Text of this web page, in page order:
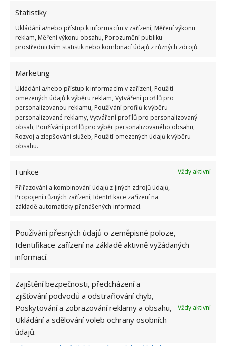
Statistiky
Ukládání a/nebo přístup k informacím v zařízení, Měření výkonu
reklam, Měření výkonu obsahu, Porozumění publiku
prostřednictvím statistik nebo kombinací údajů z různých zdrojů.
Marketing
Ukládání a/nebo přístup k informacím v zařízení, Použití
omezených údajů k výběru reklam, Vytváření profilů pro
personalizovanou reklamu, Používání profilů k výběru
personalizované reklamy, Vytváření profilů pro personalizovaný
obsah, Používání profilů pro výběr personalizovaného obsahu,
Rozvoj a zlepšování služeb, Použití omezených údajů k výběru
obsahu.
Funkce
Vždy aktivní
Přiřazování a kombinování údajů z jiných zdrojů údajů,
Propojení různých zařízení, Identifikace zařízení na
základě automaticky přenášených informací.
Používání přesných údajů o zeměpisné poloze,
Identifikace zařízení na základě aktivně vyžádaných
informací.
Zajištění bezpečnosti, předcházení a
zjišťování podvodů a odstraňování chyb,
Poskytování a zobrazování reklamy a obsahu,
Ukládání a sdělování voleb ochrany osobních
údajů.
Vždy aktivní
Mletá káva
Pokud si doma sami melete kávu, tím lépe. Jinak
postačí mletá káva z obchodu. Nasypte ji do pytlíčků
bytě. Káva absorbuje zápachy, a také krásně provoní
interiér.
Další domácí pomocníci
Vanilka
Citrusy
Skořice
Máta
Obrázek:pixabay.com